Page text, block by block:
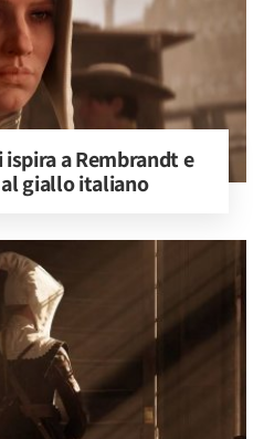
a Rembrandt e
al giallo italiano